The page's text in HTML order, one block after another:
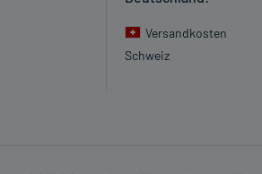
des Flüssigkeit- und Salzhaushaltes, wie:
Versandkosten
Schweiz